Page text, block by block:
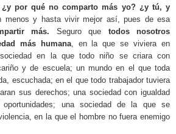
¿y por qué no comparto más yo? ¿y tú, y
menos y hasta vivir mejor así, pues de esa
más. Seguro que todos nosotros
más humana, en la que se viviera en
en la que todo niño se criara con
y de escuela; un mundo en el que toda
escuchada; en el que todo trabajador tuviera
sus derechos; una sociedad con igualdad
una sociedad de la que se
en la que el hombre no fuera enemigo